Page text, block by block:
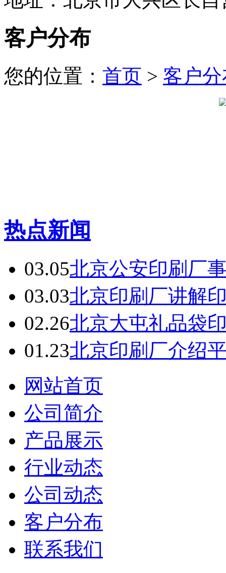
客户分布
您的位置： 首页 > 客户
热点新闻
03.05北京公安印刷厂
03.03北京印刷厂讲解
02.26北京大屯礼品袋
01.23北京印刷厂介绍
网站首页
公司简介
产品展示
行业动态
公司动态
客户分布
联系我们